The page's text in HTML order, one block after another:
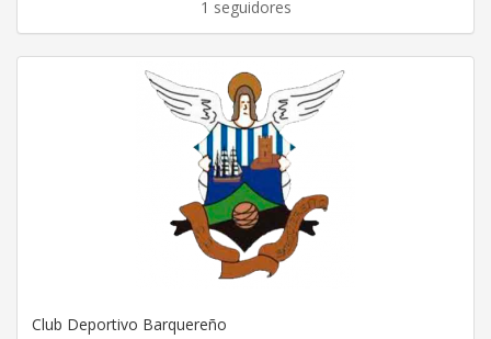
1 seguidores
Club Deportivo Barquereño